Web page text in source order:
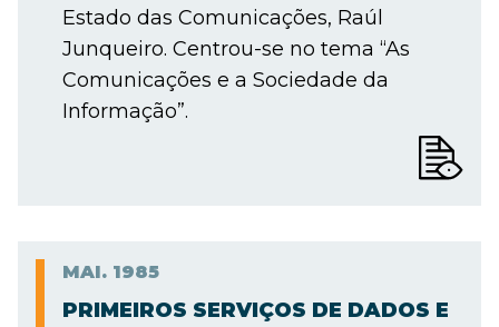
Estado das Comunicações, Raúl
Junqueiro. Centrou-se no tema “As
Comunicações e a Sociedade da
Informação”.
MAI. 1985
PRIMEIROS SERVIÇOS DE DADOS E